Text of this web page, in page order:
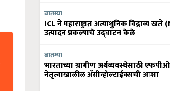
बातम्या
ICL ने महाराष्ट्रात अत्याधुनिक विद्राव्य खते
उत्पादन प्रकल्पाचे उद्घाटन केले
बातम्या
भारताच्या ग्रामीण अर्थव्यवस्थेसाठी
नेतृत्वाखालील अ‍ॅग्रीव्होल्टाईक्सची आशा